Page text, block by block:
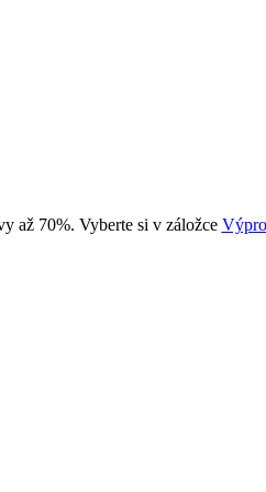
až 70%. Vyberte si v záložce